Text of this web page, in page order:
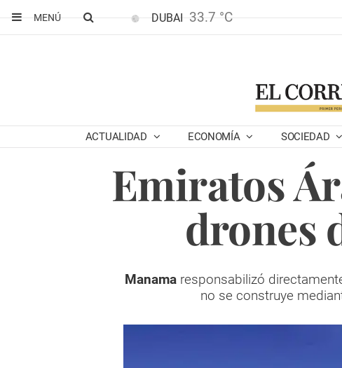
MENÚ
DUBAI 33.7 °C
ACTUALIDAD ECONOMÍA SOCIEDAD
Emiratos
drones
Manama responsabilizó
no se construye